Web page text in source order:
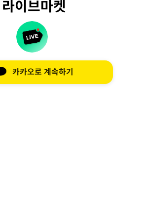
라이브마켓
카카오로 계속하기